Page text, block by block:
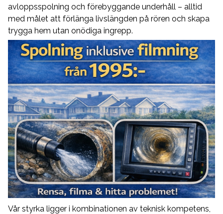
avloppsspolning och förebyggande underhåll – alltid
med målet att förlänga livslängden på rören och skapa
trygga hem utan onödiga ingrepp.
Vår styrka ligger i kombinationen av teknisk kompetens,